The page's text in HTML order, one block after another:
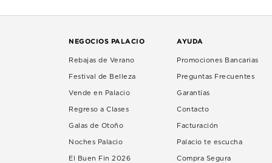
NEGOCIOS PALACIO
Rebajas de Verano
Festival de Belleza
Vende en Palacio
Regreso a Clases
Galas de Otoño
Noches Palacio
El Buen Fin 2026
AYUDA
Promociones Bancarias
Preguntas Frecuentes
Garantías
Contacto
Facturación
Palacio te escucha
Compra Segura